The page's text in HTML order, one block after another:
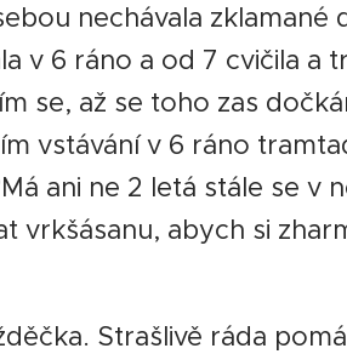
nechávala zklamané
v 6 ráno a od 7 cvičila a
se, až se toho zas
vstávání v 6 ráno
ani ne 2 letá stále se v
vrkšásanu, abych si
Strašlivě ráda